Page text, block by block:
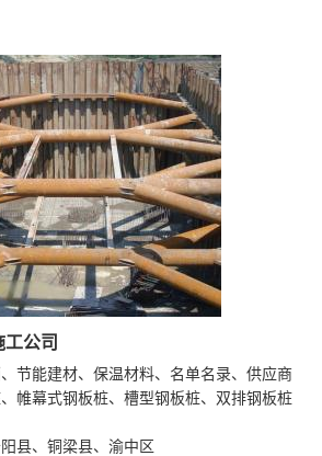
公司
节能建材、保温材料、名单名录、供应商
帷幕式钢板桩、槽型钢板桩、双排钢板桩
县、铜梁县、渝中区